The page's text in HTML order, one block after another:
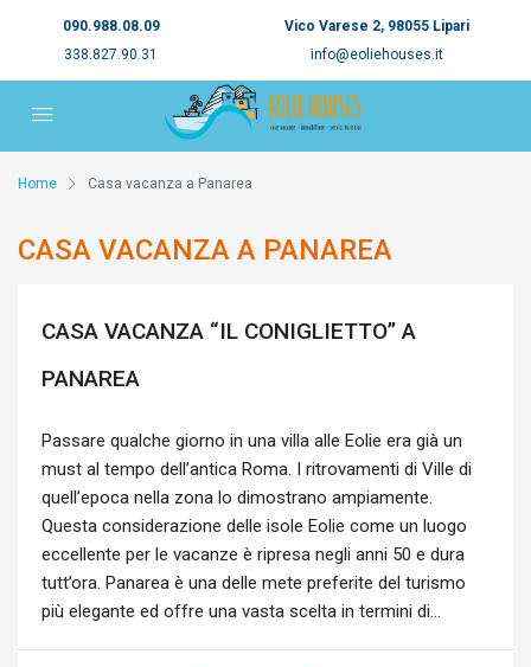
090.988.08.09
338.827.90.31
Vico Varese 2, 98055 Lipari
info@eoliehouses.it
Home Casa vacanza a Panarea
CASA VACANZA A PANAREA
CASA VACANZA “IL CONIGLIETTO” A
PANAREA
Passare qualche giorno in una villa alle Eolie era già un
must al tempo dell’antica Roma. I ritrovamenti di Ville di
quell’epoca nella zona lo dimostrano ampiamente.
Questa considerazione delle isole Eolie come un luogo
eccellente per le vacanze è ripresa negli anni 50 e dura
tutt’ora. Panarea è una delle mete preferite del turismo
più elegante ed offre una vasta scelta in termini di...